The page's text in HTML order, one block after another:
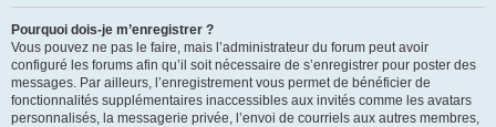
Pourquoi dois-je m’enregistrer ?
Vous pouvez ne pas le faire, mais l’administrateur du forum peut avoir
configuré les forums afin qu’il soit nécessaire de s’enregistrer pour poster des
messages. Par ailleurs, l’enregistrement vous permet de bénéficier de
fonctionnalités supplémentaires inaccessibles aux invités comme les avatars
personnalisés, la messagerie privée, l’envoi de courriels aux autres membres,